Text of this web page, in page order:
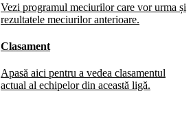
Vezi programul meciurilor care vor urma și
rezultatele meciurilor anterioare.
Clasament
Apasă aici pentru a vedea clasamentul
actual al echipelor din această ligă.